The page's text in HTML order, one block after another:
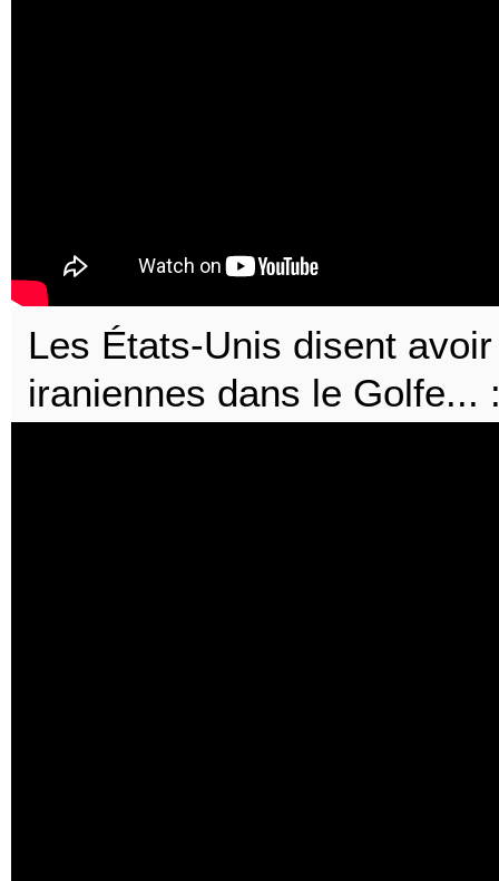
Les États-Unis disent
iraniennes dans le Golfe...